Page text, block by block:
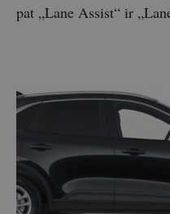
pat „Lane Assist“ ir